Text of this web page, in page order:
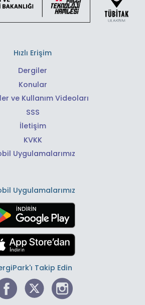
Hızlı Erişim
Dergiler
Konular
ve Kullanım Videoları
SSS
İletişim
KVKK
Uygulamalarımız
Uygulamalarımız
Takip Edin